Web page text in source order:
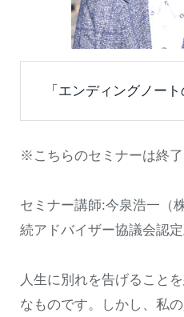
「エンディングノー
※こちらのセミナーは終了
セミナー講師:今泉浩一（
続アドバイザー協議会認
人生に別れを告げること
なものです。しかし、私